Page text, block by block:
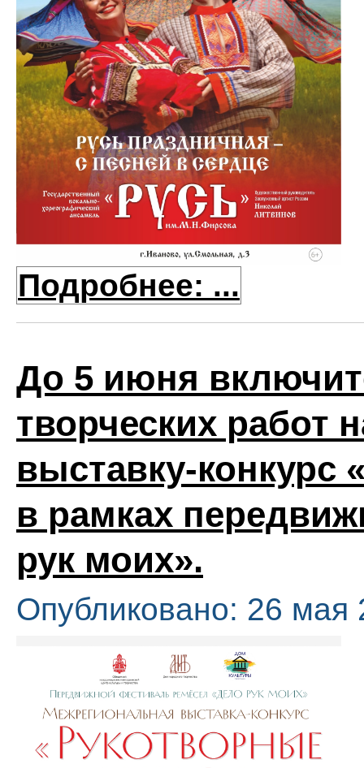
Подробнее: ...
До 5 июня
творческих работ
выставку-конкурс
в рамках
рук моих».
Опубликовано: 26 мая